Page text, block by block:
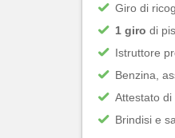
Giro di
1 giro di
Istruttore
Benzina,
Attestato
Brindisi e